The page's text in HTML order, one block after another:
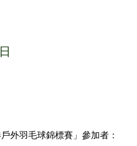
外羽毛球錦標賽」參加者：